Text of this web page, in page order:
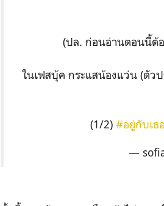
(ปล. ก่อนอ่านตอนนี้ต้
ในเฟสบุ้ค กระแสน้องแว่น (ตัว
(1/2) #อยู่กับเธ
—